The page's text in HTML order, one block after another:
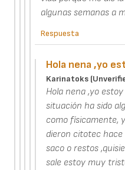
algunas semanas a
Respuesta
Hola nena ,yo
Karinatoks
Hola nena ,yo
situación ha sido
como físicamente,
dieron citotec hace
saco o restos
sale estoy muy